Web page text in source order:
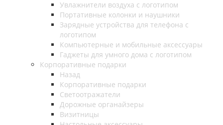
Увлажнители воздуха с логотипом
Портативные колонки и наушники
Зарядные устройства для телефона с
логотипом
Компьютерные и мобильные аксессуары
Гаджеты для умного дома с логотипом
Корпоративные подарки
Назад
Корпоративные подарки
Светоотражатели
Дорожные органайзеры
Визитницы